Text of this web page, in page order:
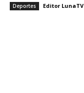
Deportes Editor LunaTV